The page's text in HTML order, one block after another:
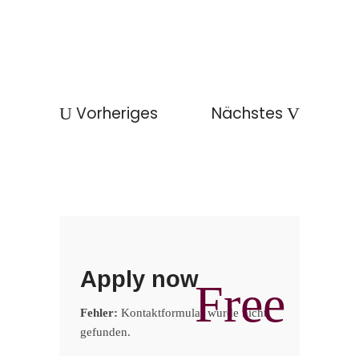
Vorheriges Nächstes
Apply nowFree
Fehler: Kontaktformular wurde nicht
gefunden.